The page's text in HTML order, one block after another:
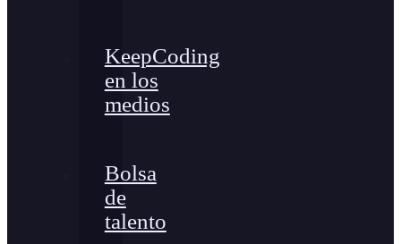
KeepCoding
en los
medios
Bolsa
de
talento